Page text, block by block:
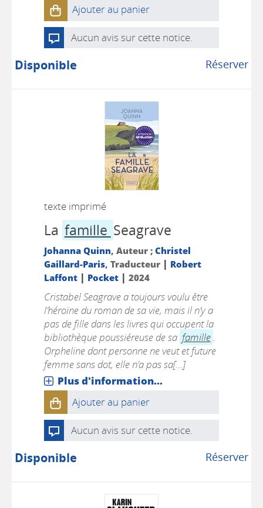
Ajouter au panier
Aucun avis sur cette notice.
Réserver
Disponible
texte imprimé
La famille Seagrave
Johanna Quinn, Auteur ; Christel
Gaillard-Paris, Traducteur | Robert
Laffont| Pocket| 2024
Cristabel Seagrave a toujours voulu être
l’héroïne du roman de sa vie, mais il n’y a
pas de fille dans les livres qui occupent la
bibliothèque poussiéreuse de sa famille.
Orpheline dont personne ne veut et future
femme sans dot, elle n’a pas sa[...]
Plus d'information...
Ajouter au panier
Aucun avis sur cette notice.
Réserver
Disponible